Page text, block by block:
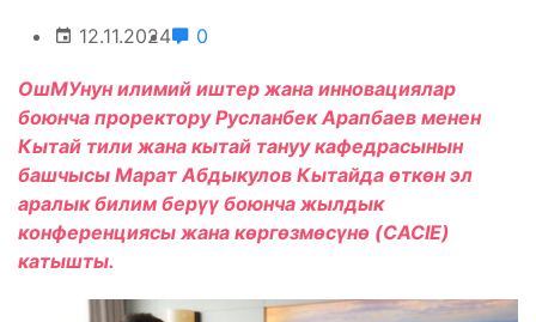
12.11.2024 0
ОшМУнун илимий иштер жана инновациялар
боюнча проректору Русланбек Арапбаев менен
Кытай тили жана кытай тануу кафедрасынын
башчысы Марат Абдыкулов Кытайда өткөн эл
аралык билим берүү боюнча жылдык
конференциясы жана көргөзмөсүнө (CACIE)
катышты.